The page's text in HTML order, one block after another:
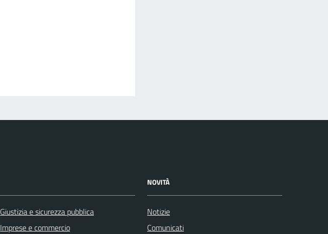
Giustizia e sicurezza pubblica
Imprese e commercio
NOVITÀ
Notizie
Comunicati